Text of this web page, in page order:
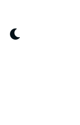
контенту